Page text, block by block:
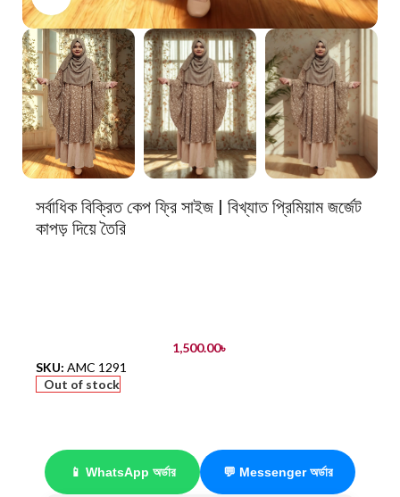
সর্বাধিক বিক্রিত কেপ ফ্রি সাইজ | বিখ্যাত প্রিমিয়াম জর্জেট
কাপড় দিয়ে তৈরি
1,500.00৳
SKU: AMC 1291
Out of stock
📱 WhatsApp অর্ডার 💬 Messenger অর্ডার